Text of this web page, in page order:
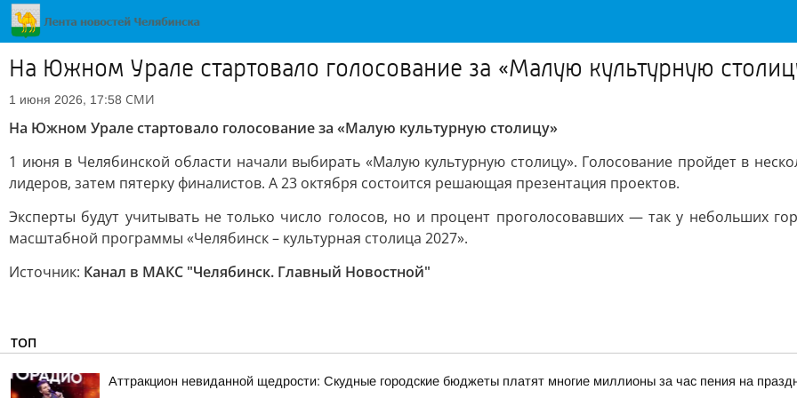
На Южном Урале стартовало голосование за «Малую культурную
1 июня 2026, 17:58 СМИ
На Южном Урале стартовало голосование за «Малую культурную столицу»
1 июня в Челябинской области начали выбирать «Малую культурную столицу». Голосование пройдет в
лидеров, затем пятерку финалистов. А 23 октября состоится решающая презентация проектов.
Эксперты будут учитывать не только число голосов, но и процент проголосовавших — так у небольших
масштабной программы «Челябинск – культурная столица 2027».
Источник: Канал в МАКС "Челябинск. Главный Новостной"
ТОП
Аттракцион невиданной щедрости: Скудные городские бюджеты платят многие миллионы за час пения на